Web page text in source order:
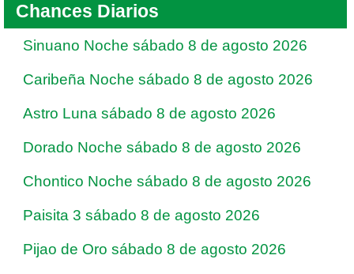
Chances Diarios
Sinuano Noche sábado 8 de agosto 2026
Caribeña Noche sábado 8 de agosto 2026
Astro Luna sábado 8 de agosto 2026
Dorado Noche sábado 8 de agosto 2026
Chontico Noche sábado 8 de agosto 2026
Paisita 3 sábado 8 de agosto 2026
Pijao de Oro sábado 8 de agosto 2026